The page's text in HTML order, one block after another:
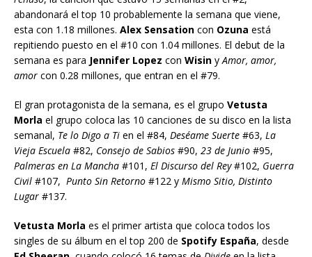
abandonará el top 10 probablemente la semana que viene,
esta con 1.18 millones. Alex Sensation con Ozuna está
repitiendo puesto en el #10 con 1.04 millones. El debut de la
semana es para Jennifer Lopez con Wisin y Amor, amor,
amor con 0.28 millones, que entran en el #79.
El gran protagonista de la semana, es el grupo Vetusta
Morla el grupo coloca las 10 canciones de su disco en la lista
semanal, Te lo Digo a Ti en el #84, Deséame Suerte #63, La
Vieja Escuela #82, Consejo de Sabios #90, 23 de Junio #95,
Palmeras en La Mancha #101, El Discurso del Rey#102, Guerra
Civil #107, Punto Sin Retorno #122 y Mismo Sitio, Distinto
Lugar #137.
Vetusta Morla es el primer artista que coloca todos los
singles de su álbum en el top 200 de Spotify España, desde